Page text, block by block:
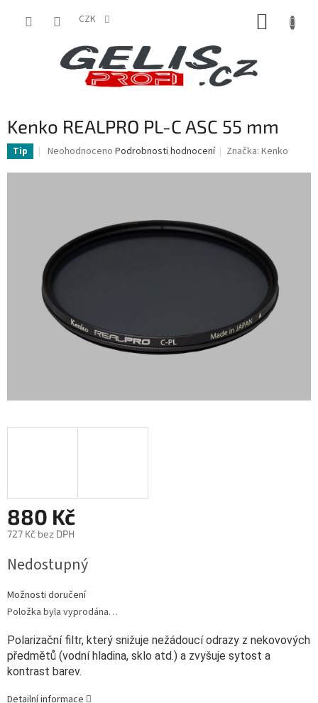
CZK
Kenko REALPRO PL-C ASC 55 mm
Tip
Průměrné
produktu
hvězdiček.
Neohodnoceno Podrobnosti hodnocení Značka:Kenko
880 Kč
727 Kč bez DPH
cena:
Nedostupný
Možnosti doručení
Položka byla vyprodána…
Polarizační filtr, který snižuje nežádoucí odrazy z nekovových
předmětů (vodní hladina, sklo atd.) a zvyšuje sytost a
kontrast barev.
Detailní informace